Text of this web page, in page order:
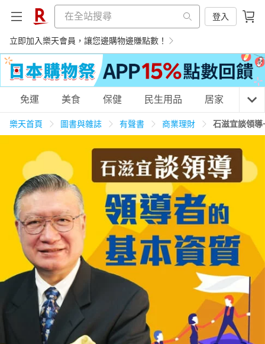
登入
立即加入樂天會員，讓您邊購物邊賺點數！
購物網分類
天天免運 養生保健 民生用品
居家生活 3C家電 運動休閒 親子玩具
女裝 男裝 化妝保養 情趣用品
日本購物 電子/紙本書
免運 美食 保健 民生用品 居家 3C
樂天首頁 圖書與雜誌 有聲書 商業理財 石滋宜談領